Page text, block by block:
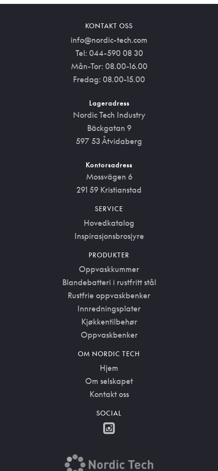
KONTAKT OSS
info@nordic-tech.com
Tel: 044-590 08 30
Mån-Tor: 08.00-16.00
Fredag: 08.00-15.00
Lageradress
Nordic Tech Industry
Bäckgatan 9
597 53 Åtvidaberg
Kontorsadress
Mossvägen 6
291 59 Kristianstad
SERVICE
Hovedkatalog
Inspirasjonsbrosjyre
PRODUKTER
Oppvaskkummer
Blandebatteri i rustfritt stål
Rustfrie oppvaskbenker
Innredningsplater
Kjøkkentilbehør
Oppvaskbenker
OM NORDIC TECH
Hjem
Om selskapet
Kontakt oss
SOCIAL